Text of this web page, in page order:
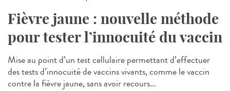
Fièvre jaune : nouvelle méthode
pour tester l’innocuité du vaccin
Mise au point d’un test cellulaire permettant d’effectuer
des tests d’innocuité de vaccins vivants, comme le vaccin
contre la fièvre jaune, sans avoir recours...